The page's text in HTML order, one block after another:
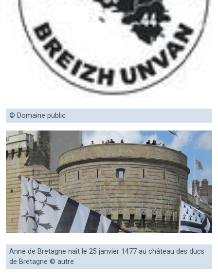
© Domaine public
Anne de Bretagne naît le 25 janvier 1477 au château des ducs
de Bretagne © autre